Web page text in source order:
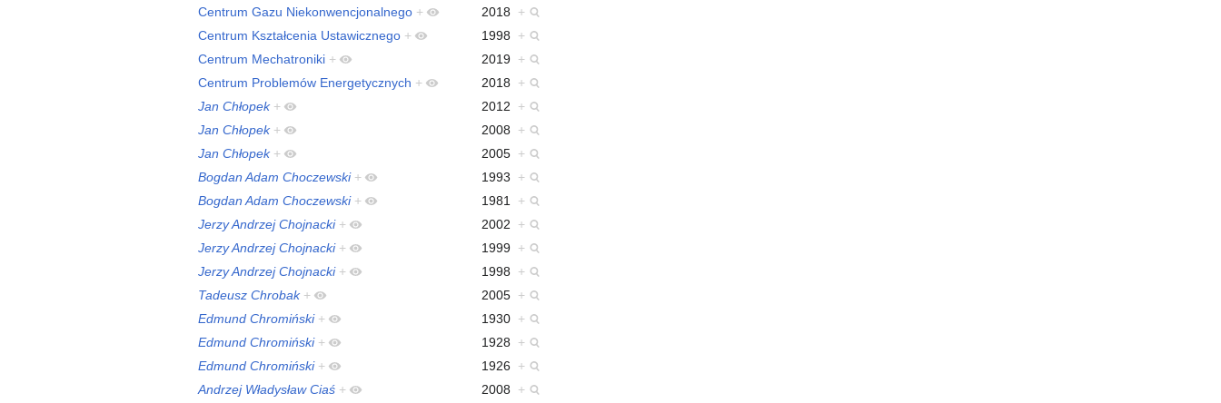
Centrum Gazu Niekonwencjonalnego + 2018
+
Centrum Kształcenia Ustawicznego + 1998
+
Centrum Mechatroniki + 2019 +
Centrum Problemów Energetycznych + 2018
+
Jan Chłopek + 2012
+
Jan Chłopek + 2008
+
Jan Chłopek + 2005 +
Bogdan Adam Choczewski + 1993
+
Bogdan Adam Choczewski + 1981
+
Jerzy Andrzej Chojnacki + 2002
+
Jerzy Andrzej Chojnacki + 1999 +
Jerzy Andrzej Chojnacki + 1998
+
Tadeusz Chrobak + 2005 +
Edmund Chromiński + 1930 +
Edmund Chromiński + 1928
+
Edmund Chromiński + 1926
+
Andrzej Władysław Ciaś + 2008
+